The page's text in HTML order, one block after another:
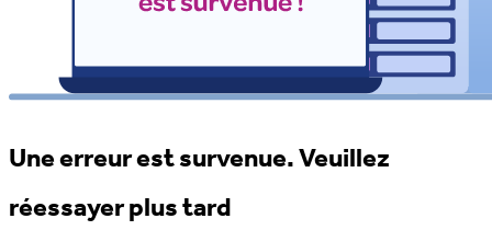
Une erreur est survenue. Veuillez
réessayer plus tard